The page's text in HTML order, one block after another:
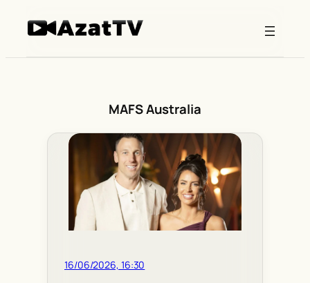
MAFS Australia
16/06/2026, 16:30